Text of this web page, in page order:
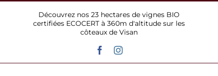
Découvrez nos 23 hectares de vignes BIO
certifiées ECOCERT à 360m d'altitude sur les
côteaux de Visan
FacebookInstagram